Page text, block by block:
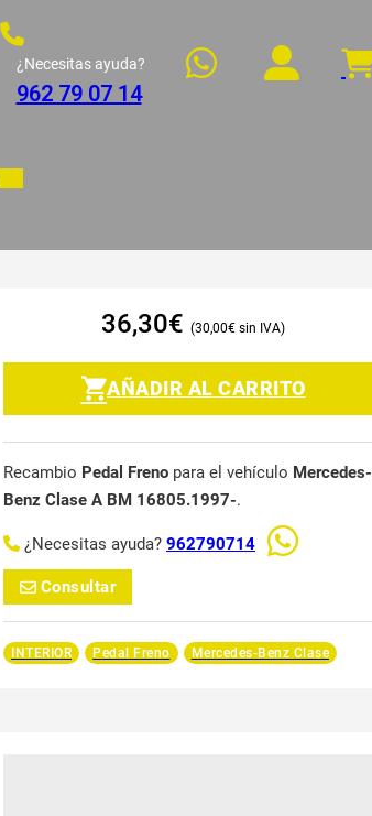
¿Necesitas ayuda?
962 79 07 14
36,30€ 30,00€
AÑADIR AL CARRITO
Recambio Pedal Freno para el vehículo Mercedes-
Benz Clase A BM 16805.1997-.
¿Necesitas ayuda? 962790714
Consultar
INTERIOR Pedal Freno Mercedes-Benz Clase